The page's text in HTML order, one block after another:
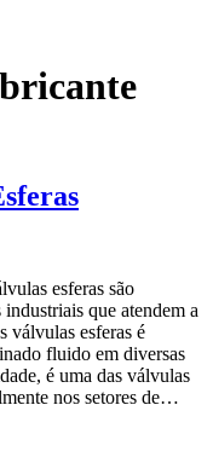
esferas são
que atendem a
válvulas esferas é
fluido em diversas
é uma das válvulas
nos setores de…